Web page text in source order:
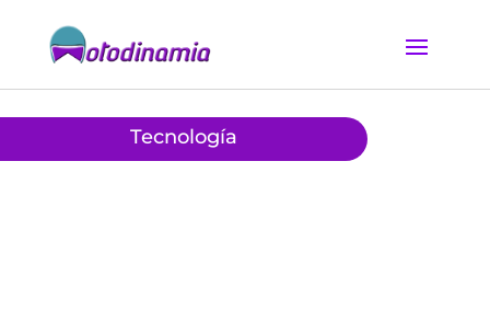
Tecnología